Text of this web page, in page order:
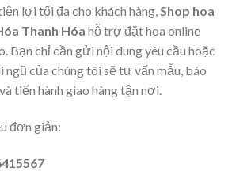
lợi tối đa cho khách hàng,Shop hoa
Thanh Hóa hỗ trợ đặt hoa online
Bạn chỉ cần gửi nội dung yêu cầu hoặc
ngũ của chúng tôi sẽ tư vấn mẫu, báo
tiến hành giao hàng tận nơi.
đơn giản: